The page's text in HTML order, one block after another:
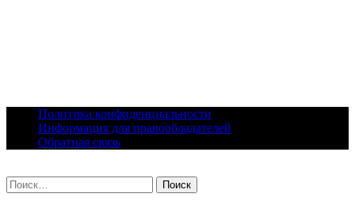
content
Политика конфиденциальности
Информация для правообладателей
Обратная связь
Найти: